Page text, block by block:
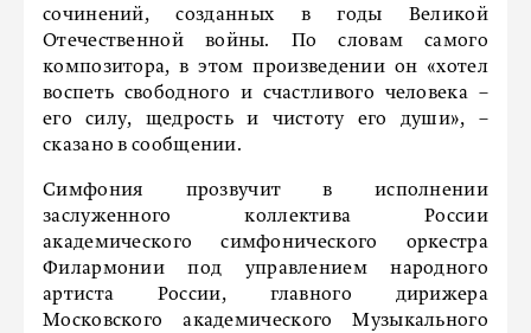
сочинений, созданных в годы Великой
Отечественной войны. По словам самого
композитора, в этом произведении он «хотел
воспеть свободного и счастливого человека –
его силу, щедрость и чистоту его души», –
сказано в сообщении.
Симфония прозвучит в исполнении
заслуженного коллектива России
академического симфонического оркестра
Филармонии под управлением народного
артиста России, главного дирижера
Московского академического Музыкального